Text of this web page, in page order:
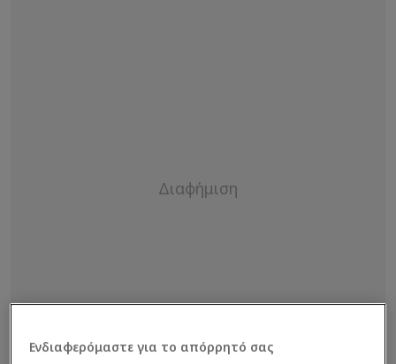
Ενδιαφερόμαστε για το απόρρητό σας